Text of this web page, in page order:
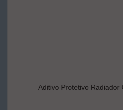
Aditivo Protetivo Radiador